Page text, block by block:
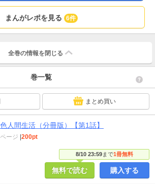
まんがレポを見る 6件
全巻の情報を 閉じる
巻一覧
まとめ買い
人間生活（分冊版）【第1話】
8/10 23:59まで1冊無料
ージ 200pt
無料で読む 購入する